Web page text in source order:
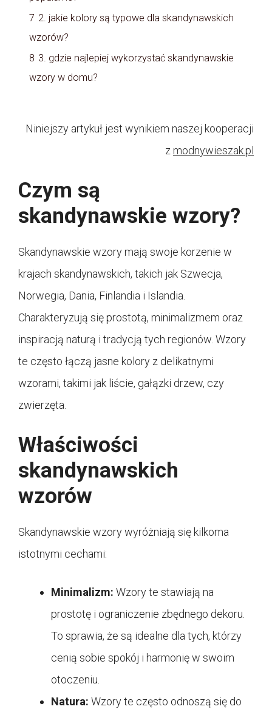
7 2. jakie kolory są typowe dla skandynawskich
wzorów?
8 3. gdzie najlepiej wykorzystać skandynawskie
wzory w domu?
Niniejszy artykuł jest wynikiem naszej kooperacji
z modnywieszak.pl
Czym są
skandynawskie wzory?
Skandynawskie wzory mają swoje korzenie w
krajach skandynawskich, takich jak Szwecja,
Norwegia, Dania, Finlandia i Islandia.
Charakteryzują się prostotą, minimalizmem oraz
inspiracją naturą i tradycją tych regionów. Wzory
te często łączą jasne kolory z delikatnymi
wzorami, takimi jak liście, gałązki drzew, czy
zwierzęta.
Właściwości
skandynawskich
wzorów
Skandynawskie wzory wyróżniają się kilkoma
istotnymi cechami:
Minimalizm: Wzory te stawiają na
prostotę i ograniczenie zbędnego dekoru.
To sprawia, że są idealne dla tych, którzy
cenią sobie spokój i harmonię w swoim
otoczeniu.
Natura: Wzory te często odnoszą się do